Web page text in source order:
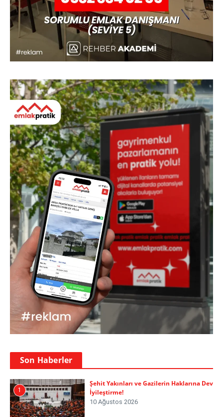
Son Haberler
1
Şehit Yakınları ve Gazilerin Haklarına Dev
İyileştirme!
10 Ağustos 2026